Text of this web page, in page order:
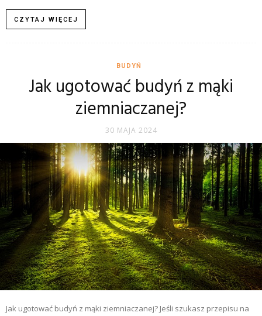
CZYTAJ WIĘCEJ
BUDYŃ
Jak ugotować budyń z mąki
ziemniaczanej?
30 MAJA 2024
Jak ugotować budyń z mąki ziemniaczanej? Jeśli szukasz przepisu na